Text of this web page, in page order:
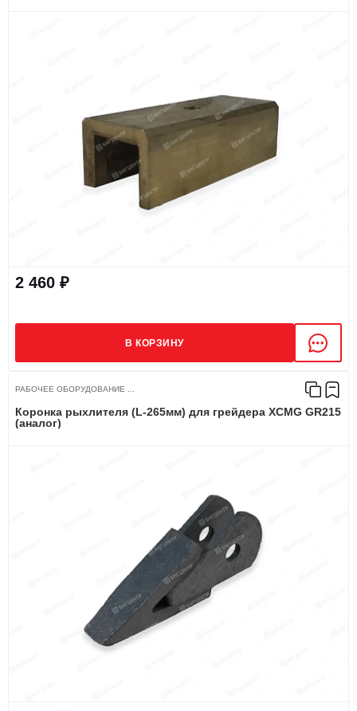
2 460 ₽
В КОРЗИНУ
РАБОЧЕЕ ОБОРУДОВАНИЕ ...
Коронка рыхлителя (L-265мм) для грейдера XCMG GR215
(аналог)